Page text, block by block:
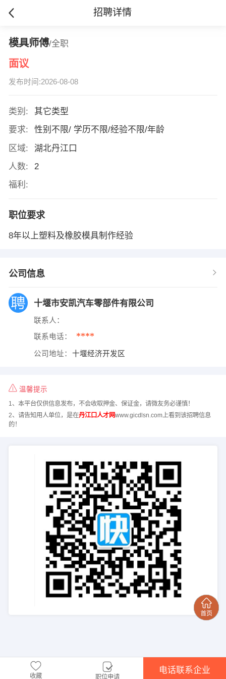
招聘详情
模具师傅/全职
面议
发布时间:2026-08-08
类别:
其它类型
要求:
性别不限/ 学历不限/经验不限/年龄
区域:
湖北丹江口
人数:
2
福利:
职位要求
8年以上塑料及橡胶模具制作经验
公司信息
十堰市安凯汽车零部件有限公司
联系人：
联系电话： ****
公司地址： 十堰经济开发区
温馨提示
1、本平台仅供信息发布，不会收取押金、保证金，请微友务必谨慎！
2、请告知用人单位，是在丹江口人才网www.gicdlsn.com上看到该招聘信息
的！
收藏 职位申请
电话联系企业